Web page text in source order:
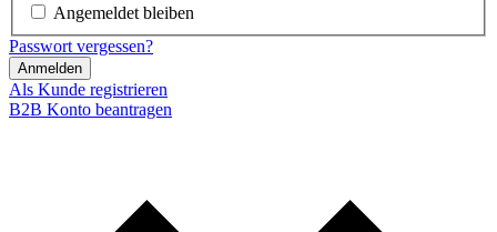
Angemeldet bleiben
Passwort vergessen?
Anmelden
Als Kunde registrieren
B2B Konto beantragen